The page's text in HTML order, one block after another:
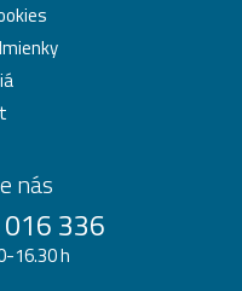
nás
336
16.30 h